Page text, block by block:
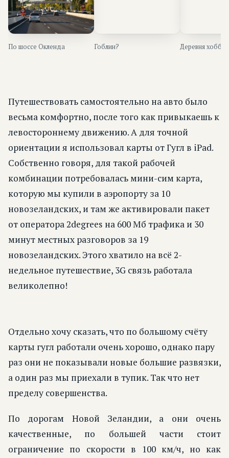
По шоссе Окленда Гоблин? Деревня
Путешествовать самостоятельно на авто было
весьма комфортно, после того как привыкаешь к
левостороннему движению. А для точной
ориентации я использовал карты от Гугл в iPad.
Собственно говоря, для такой рабочей
комбинации потребовалась мини-сим карта,
которую мы купили в аэропорту за 10
новозеландских, и там же активировали пакет
от оператора 2degrees на 600 Мб трафика и 30
минут местных разговоров за 19
новозеландских. Этого хватило на всё 2-
недельное путешествие, 3G связь работала
великолепно!
Отдельно хочу сказать, что по большому счёту
карты гугл работали очень хорошо, однако пару
раз они не показывали новые большие развязки,
а один раз мы приехали в тупик. Так что нет
пределу совершенства.
По дорогам Новой Зеландии, а они очень
качественные, по большей части стоит
ограничение по скорости в 100 км/ч, но как